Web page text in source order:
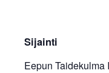
Sijainti
Eepun